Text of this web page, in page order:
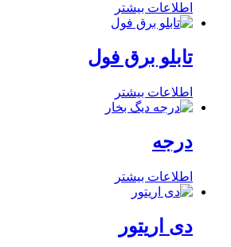
اطلاعات بیشتر
تابلو برق فول
اطلاعات بیشتر
درجه
اطلاعات بیشتر
دی اریتور